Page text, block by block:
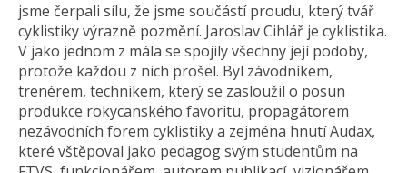
jsme čerpali sílu, že jsme součástí proudu, který tvář
cyklistiky výrazně pozmění. Jaroslav Cihlář je cyklistika.
V jako jednom z mála se spojily všechny její podoby,
protože každou z nich prošel. Byl závodníkem,
trenérem, technikem, který se zasloužil o posun
produkce rokycanského favoritu, propagátorem
nezávodních forem cyklistiky a zejména hnutí Audax,
které vštěpoval jako pedagog svým studentům na